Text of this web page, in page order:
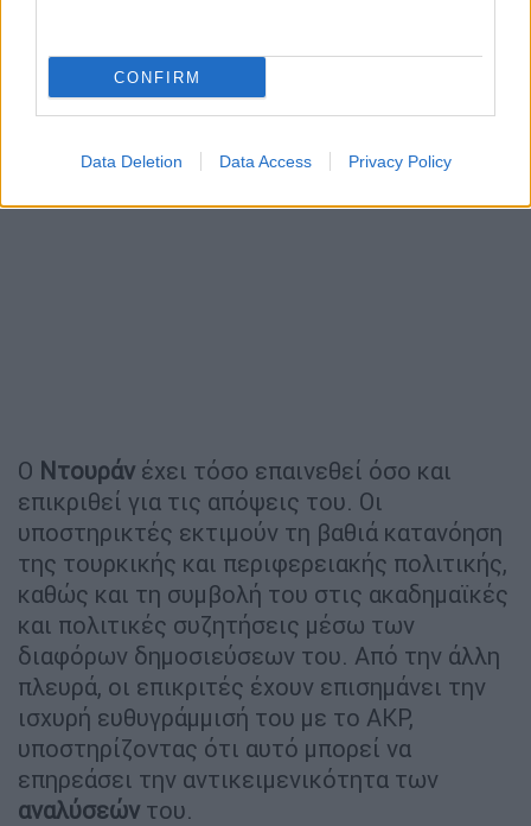
CONFIRM
Data Deletion Data Access Privacy Policy
Ο Ντουράν έχει τόσο επαινεθεί όσο και
επικριθεί για τις απόψεις του. Οι
υποστηρικτές εκτιμούν τη βαθιά κατανόηση
της τουρκικής και περιφερειακής πολιτικής,
καθώς και τη συμβολή του στις ακαδημαϊκές
και πολιτικές συζητήσεις μέσω των
διαφόρων δημοσιεύσεων του. Από την άλλη
πλευρά, οι επικριτές έχουν επισημάνει την
ισχυρή ευθυγράμμισή του με το ΑΚΡ,
υποστηρίζοντας ότι αυτό μπορεί να
επηρεάσει την αντικειμενικότητα των
αναλύσεών του.